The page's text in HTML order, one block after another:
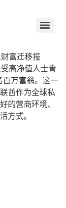
富迁移报
高净值人士青
万富翁。这一
酋作为全球私
的营商环境、
方式。